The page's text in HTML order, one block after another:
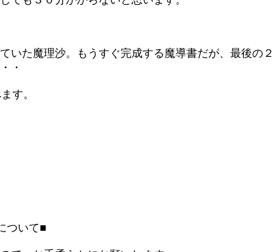
いた魔理沙。もうすぐ完成する魔導書だが、最後
・
す。
ついて■